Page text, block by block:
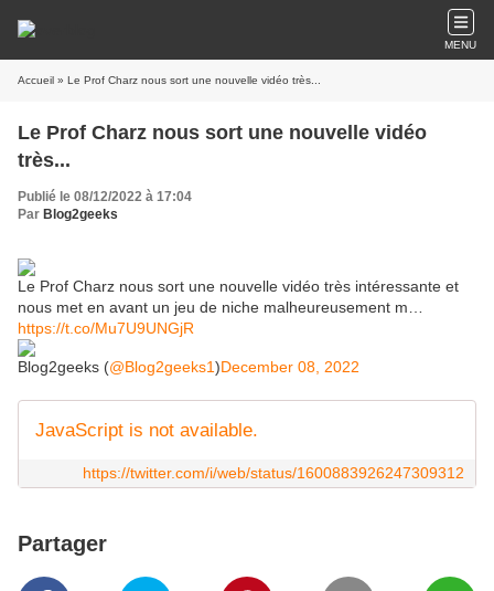
MENU
Accueil » Le Prof Charz nous sort une nouvelle vidéo très...
Le Prof Charz nous sort une nouvelle vidéo
très...
Publié le 08/12/2022 à 17:04
Par Blog2geeks
Le Prof Charz nous sort une nouvelle vidéo très intéressante et
nous met en avant un jeu de niche malheureusement m…
https://t.co/Mu7U9UNGjR
Blog2geeks (@Blog2geeks1)December 08, 2022
JavaScript is not available.
https://twitter.com/i/web/status/1600883926247309312
Partager